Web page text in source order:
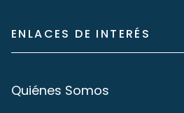
ENLACES DE INTERÉS
Quiénes Somos